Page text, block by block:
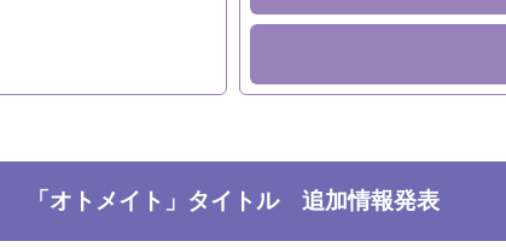
「オトメイト」タイトル 追加情報発表